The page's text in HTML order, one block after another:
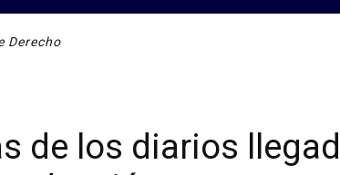
Derecho
de los diarios